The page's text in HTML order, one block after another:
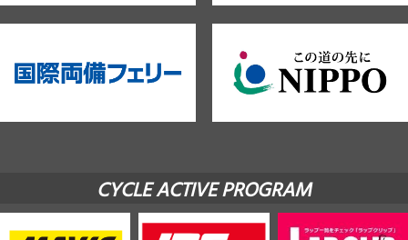
CYCLE ACTIVE PROGRAM